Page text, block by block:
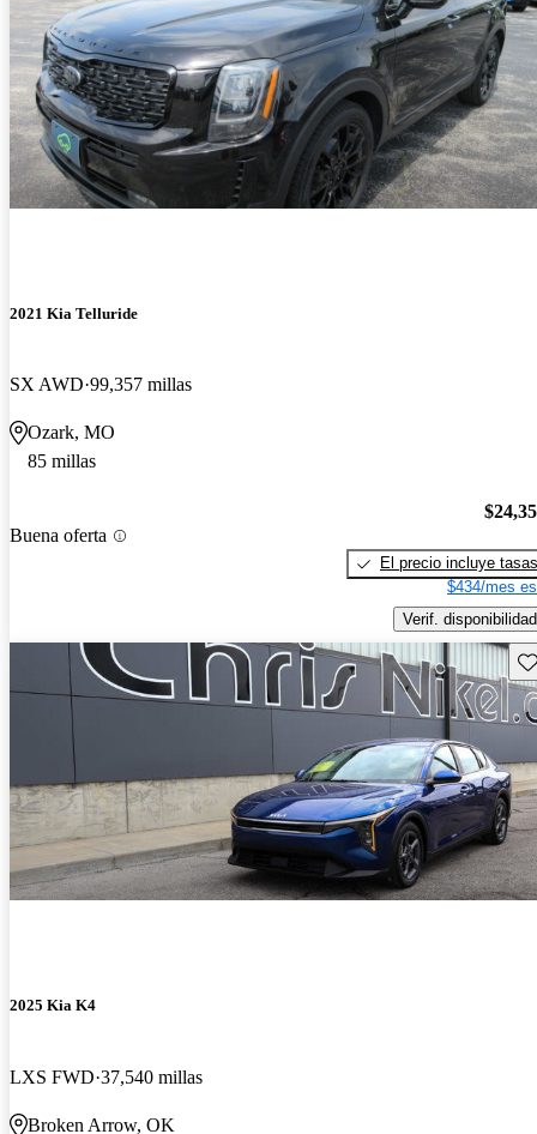
2021 Kia Telluride
SX AWD 99,357 millas
Ozark, MO
85 millas
Buena oferta
El precio incluye tasas
$434/mes
Verif. disponibilidad
2025 Kia K4
LXS FWD 37,540 millas
Broken Arrow, OK